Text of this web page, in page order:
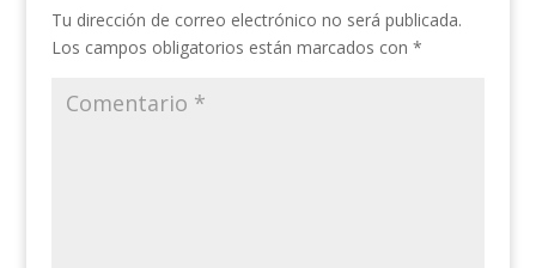
Tu dirección de correo electrónico no será publicada.
Los campos obligatorios están marcados con *